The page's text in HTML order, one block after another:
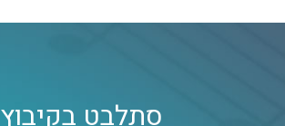
סתלבט בקיבוץ